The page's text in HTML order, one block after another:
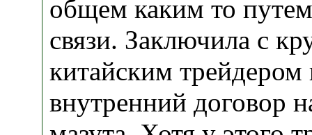
общем каким то
связи. Заключила с
китайским
внутренний договор